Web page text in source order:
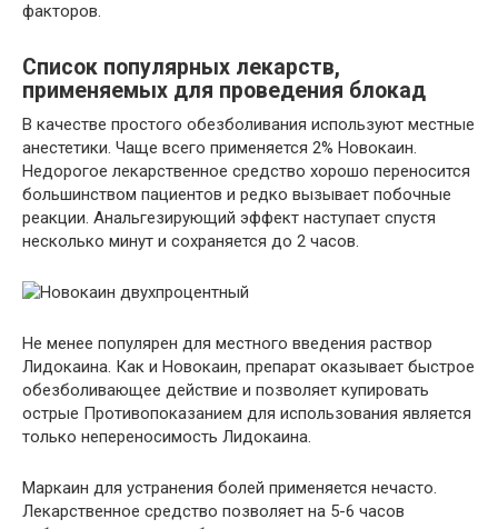
факторов.
Список популярных лекарств,
применяемых для проведения блокад
В качестве простого обезболивания используют местные
анестетики. Чаще всего применяется 2% Новокаин.
Недорогое лекарственное средство хорошо переносится
большинством пациентов и редко вызывает побочные
реакции. Анальгезирующий эффект наступает спустя
несколько минут и сохраняется до 2 часов.
Не менее популярен для местного введения раствор
Лидокаина. Как и Новокаин, препарат оказывает быстрое
обезболивающее действие и позволяет купировать
острые Противопоказанием для использования является
только непереносимость Лидокаина.
Маркаин для устранения болей применяется нечасто.
Лекарственное средство позволяет на 5-6 часов